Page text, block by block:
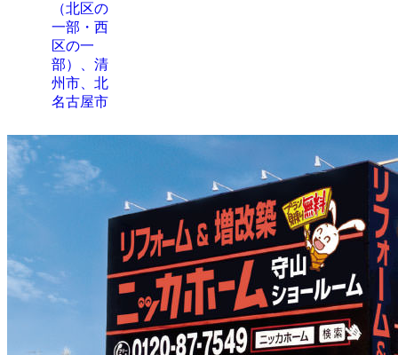
（北区の
一部・西
区の一
部）、清
州市、北
名古屋市